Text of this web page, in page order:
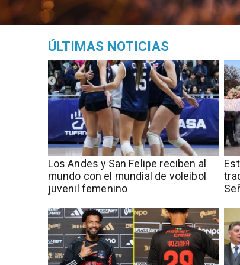
ÚLTIMAS NOTICIAS
​​Los Andes y San Felipe reciben al
mundo con el mundial de voleibol
juvenil femenino